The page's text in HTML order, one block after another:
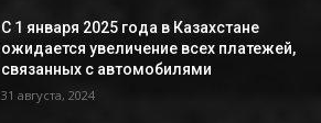
С 1 января 2025 года в Казахстане
ожидается увеличение всех платежей,
связанных с автомобилями
31 августа, 2024